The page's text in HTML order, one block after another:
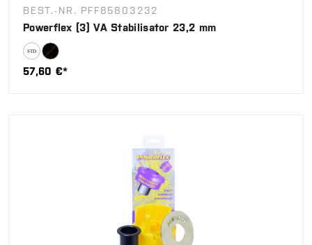
BEST.-NR. PFF85803232
Powerflex (3) VA Stabilisator 23,2 mm
57,60 €*